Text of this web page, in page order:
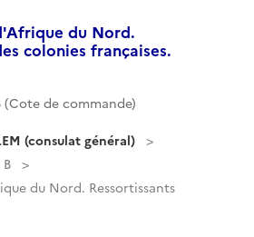
du Nord.
colonies françaises.
(Cote de commande)
(consulat général)
du Nord. Ressortissants